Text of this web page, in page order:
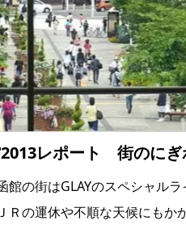
2013レポート 街のにぎ
館の街はGLAYのスペシャル
Ｒの運休や不順な天候にもか